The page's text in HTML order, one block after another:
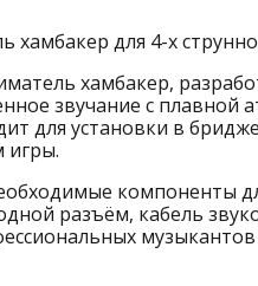
хамбакер для 4-х
хамбакер,
звучание с плавной
для установки в
игры.
разъём, кабель